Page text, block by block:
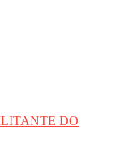
DO